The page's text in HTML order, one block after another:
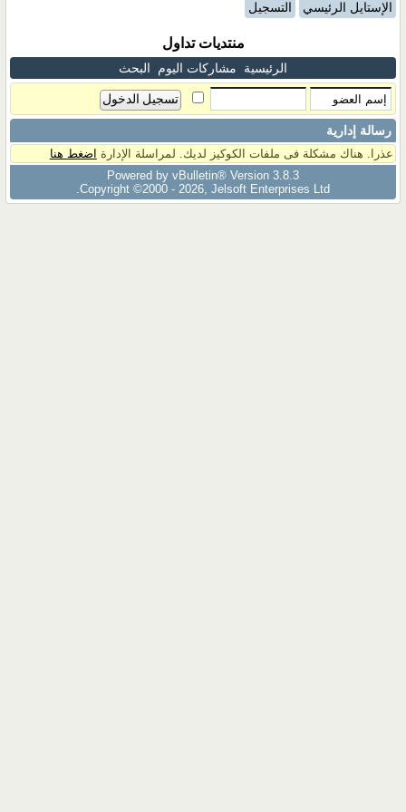
الإستايل الرئيسي التسجيل
منتديات تداول
الرئيسية مشاركات اليوم البحث
رسالة إدارية
عذرا. هناك مشكلة فى ملفات الكوكيز لديك. لمراسلة الإدارة اضغط هنا
Powered by vBulletin® Version 3.8.3
Copyright ©2000 - 2026, Jelsoft Enterprises Ltd.